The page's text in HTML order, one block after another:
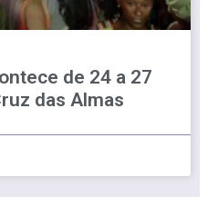
de 24 a 27
das Almas